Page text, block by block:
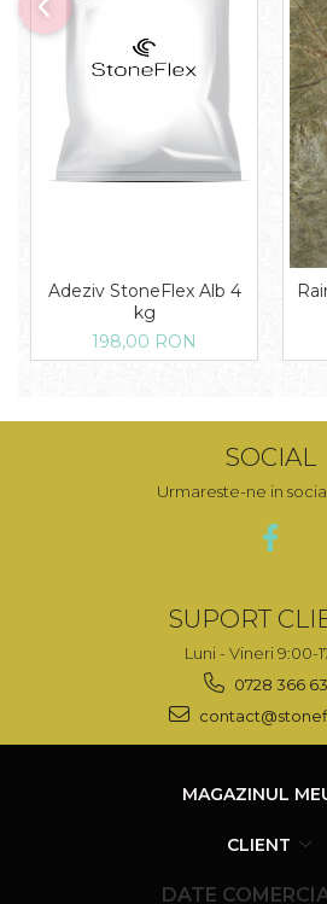
Adeziv StoneFlex Alb 4
kg
198,00 RON
SOCIAL
Urmareste-ne in
SUPORT
Luni - Vineri 9:00-
0728 366
MAGAZINUL
CLIENT
DATE